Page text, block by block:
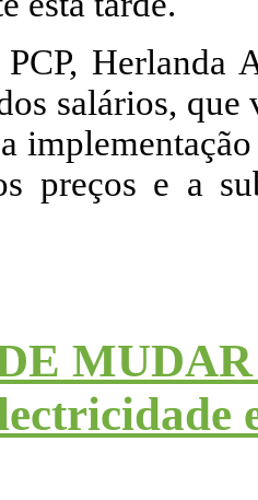
Herlanda
salários,
preços e a